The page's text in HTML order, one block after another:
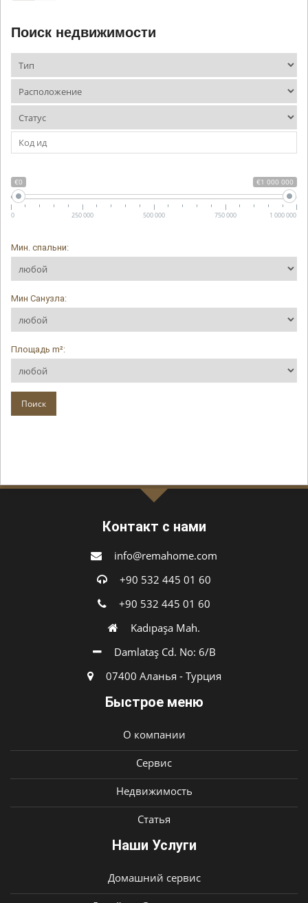
Поиск недвижимости
€0 €1 000 000
0 250 000 500 000 750 000 1 000 000
Мин. спальни:
Мин Санузла:
Площадь m²:
Контакт с нами
info@remahome.com
+90 532 445 01 60
+90 532 445 01 60
Kadıpaşa Mah.
Damlataş Cd. No: 6/B
07400 Аланья - Турция
Быстрое меню
О компании
Сервис
Недвижимость
Статья
Наши Услуги
Домашний сервис